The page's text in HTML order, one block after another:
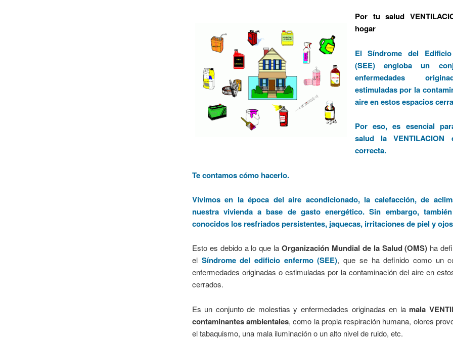
Por tu salud
hogar
El Síndrome del
(SEE) engloba un
enfermedades
estimuladas por la
aire en estos espacios
Por eso, es esencial
salud la VENTILACION
correcta.
Te contamos cómo hacerlo.
Vivimos en la época del aire acondicionado, la calefacción, de
nuestra vivienda a base de gasto energético. Sin embargo,
conocidos los resfriados persistentes, jaquecas, irritaciones de piel y
Esto es debido a lo que laOrganización Mundial de la Salud (OMS) ha
el Síndrome del edificio enfermo (SEE), que se ha definido como un
enfermedades originadas o estimuladas por la contaminación del aire en
cerrados.
Es un conjunto de molestias y enfermedades originadas en la mala
contaminantes ambientales, como la propia respiración humana, olores
el tabaquismo, una mala iluminación o un alto nivel de ruido, etc.